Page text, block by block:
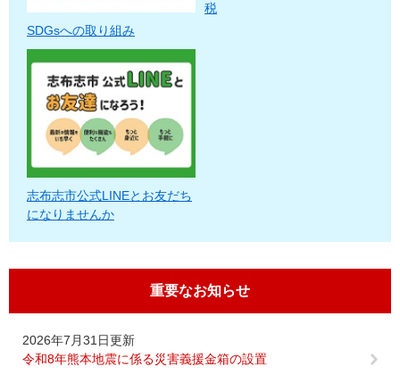
SDGsへの取り組み
税
志布志市公式LINEとお友だち
になりませんか
重要なお知らせ
2026年7月31日更新
令和8年熊本地震に係る災害義援金箱の設置